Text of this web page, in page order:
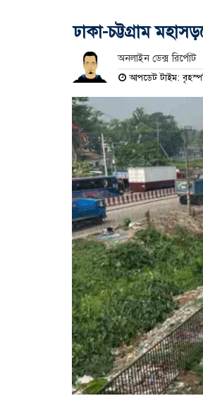
ঢাকা-চট্টগ্রাম
অনলাইন ডেক্স রির্পোট
আপডেট টাইম: